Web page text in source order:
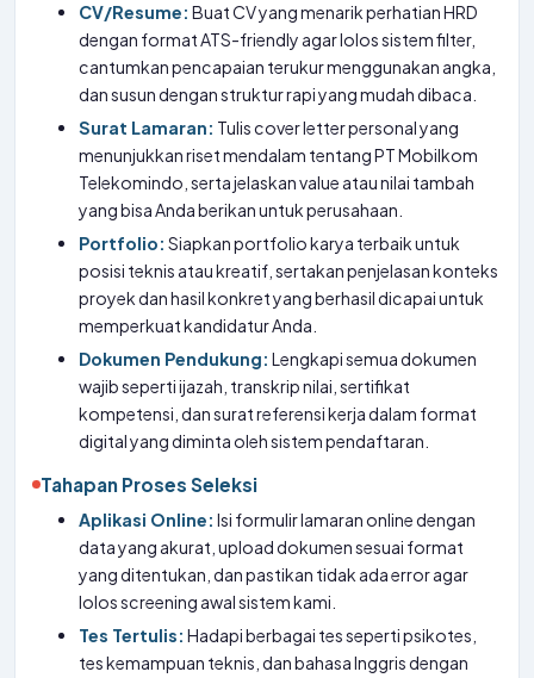
CV/Resume: Buat CV yang menarik perhatian HRD
dengan format ATS-friendly agar lolos sistem filter,
cantumkan pencapaian terukur menggunakan angka,
dan susun dengan struktur rapi yang mudah dibaca.
Surat Lamaran: Tulis cover letter personal yang
menunjukkan riset mendalam tentang PT Mobilkom
Telekomindo, serta jelaskan value atau nilai tambah
yang bisa Anda berikan untuk perusahaan.
Portfolio: Siapkan portfolio karya terbaik untuk
posisi teknis atau kreatif, sertakan penjelasan konteks
proyek dan hasil konkret yang berhasil dicapai untuk
memperkuat kandidatur Anda.
Dokumen Pendukung: Lengkapi semua dokumen
wajib seperti ijazah, transkrip nilai, sertifikat
kompetensi, dan surat referensi kerja dalam format
digital yang diminta oleh sistem pendaftaran.
Tahapan Proses Seleksi
Aplikasi Online: Isi formulir lamaran online dengan
data yang akurat, upload dokumen sesuai format
yang ditentukan, dan pastikan tidak ada error agar
lolos screening awal sistem kami.
Tes Tertulis: Hadapi berbagai tes seperti psikotes,
tes kemampuan teknis, dan bahasa Inggris dengan